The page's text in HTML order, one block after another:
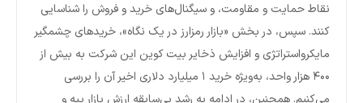
نقاط حمایت و مقاومت، و سیگنال‌های خرید و فروش را شناسایی
کنند. سپس، در بخش «بازار رمزارز در یک نگاه»، خریدهای چشمگیر
مایکرواستراتژی و افزایش ذخایر بیت کوین این شرکت به بیش از
۴۰۰ هزار واحد، به‌ویژه خرید ۱ میلیارد دلاری اخیر آن را بررسی
می‌کنیم. همچنین، در ادامه به رشد بی‌سابقه ارزش بازار پپه و